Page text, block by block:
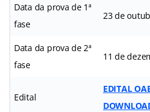
Data da prova de 1ª
fase
23 de
Data da prova de 2ª
fase
11 de
Edital
EDITAL